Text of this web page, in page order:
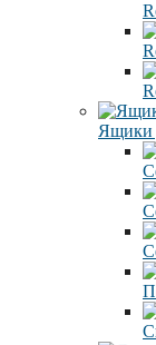
Ящики